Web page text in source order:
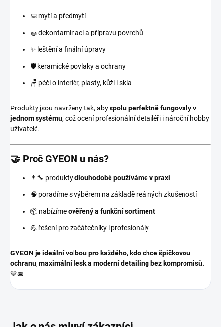
🧼 mytí a předmytí
🧽 dekontaminaci a přípravu povrchů
✨ leštění a finální úpravy
🛡️ keramické povlaky a ochrany
🪑 péči o interiér, plasty, kůži i skla
Produkty jsou navrženy tak, abyspolu perfektně fungovaly v
jednom systému, což ocení profesionální detailéři i nároční hobby
uživatelé.
🤝 Proč GYEON u nás?
👨‍🔧 produktydlouhodobě používáme v praxi
🧠 poradíme s výběrem na základě reálných zkušeností
📦 nabízímeověřený a funkční sortiment
💪 řešení pro začátečníky i profesionály
GYEON je ideální volbou pro každého, kdo chce špičkovou
ochranu, maximální lesk a moderní detailing bez kompromisů.
💙🚘